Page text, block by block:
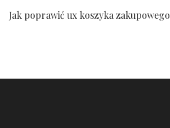
Jak poprawić ux koszyka zakupowego